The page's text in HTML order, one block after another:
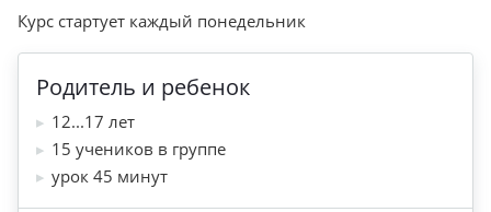
Курс стартует каждый понедельник
Родитель и ребенок
12...17 лет
15 учеников в группе
урок 45 минут